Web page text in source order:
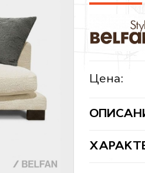
Цена: